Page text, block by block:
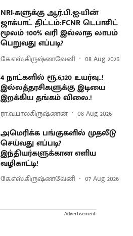
NRI-களுக்கு ஆர்.பி.ஐ-யின்
ஜாக்பாட் திட்டம்:FCNR டெபாசிட்
மூலம் 100% வரி இல்லாத லாபம்
பெறுவது எப்படி?
கே.எஸ்.கிருஷ்ணவேனி 08 Aug 2026
4 நாட்களில் ரூ.6,120 உயர்வு..!
இல்லத்தரசிகளுக்கு இடியை
இறக்கிய தங்கம் விலை.!
ரா.வ.பாலகிருஷ்ணன் 08 Aug 2026
அமெரிக்க பங்குகளில் முதலீடு
செய்வது எப்படி?
இந்தியர்களுக்கான எளிய
வழிகாட்டி!
கே.எஸ்.கிருஷ்ணவேனி 07 Aug 2026
Advertisement